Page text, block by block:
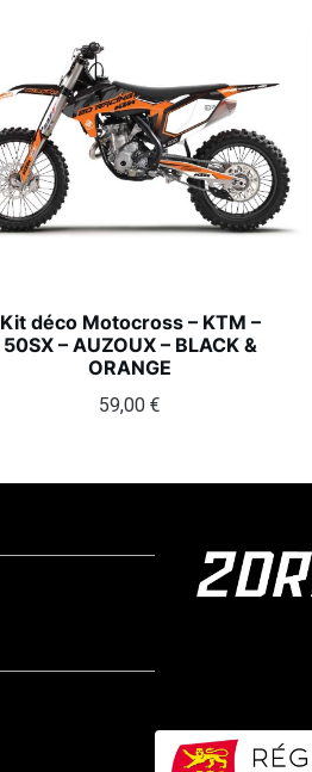
Kit déco Motocross – KTM –
50SX – AUZOUX – BLACK &
ORANGE
59,00€